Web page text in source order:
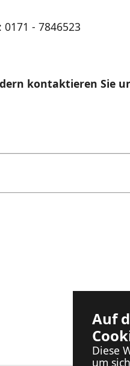
Auf
Diese
um
- 7846523
kontaktieren Sie